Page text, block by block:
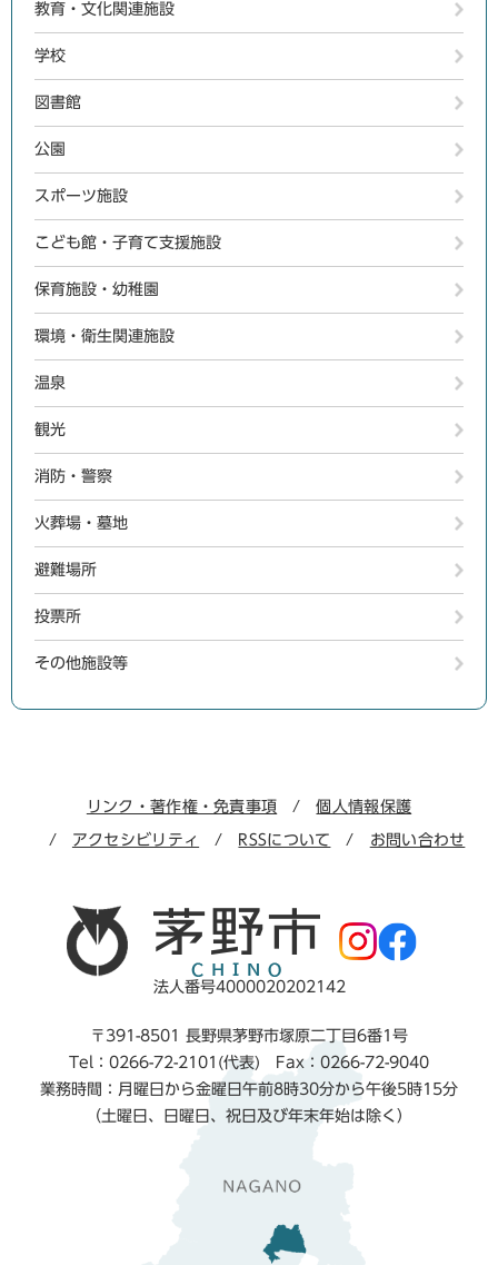
教育・文化関連施設
学校
図書館
公園
スポーツ施設
こども館・子育て支援施設
保育施設・幼稚園
環境・衛生関連施設
温泉
観光
消防・警察
火葬場・墓地
避難場所
投票所
その他施設等
リンク・著作権・免責事項 個人情報保護
アクセシビリティ RSSについて お問い合わせ
法人番号4000020202142
〒391-8501 長野県茅野市塚原二丁目6番1号
Tel：0266-72-2101(代表) Fax：0266-72-9040
業務時間：月曜日から金曜日午前8時30分から午後5時15分
（土曜日、日曜日、祝日及び年末年始は除く）